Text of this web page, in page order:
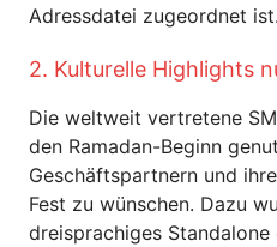
Adressdatei zugeordnet ist.
2. Kulturelle Highlights
Die weltweit vertretene
den Ramadan-Beginn
Geschäftspartnern und
Fest zu wünschen. Dazu
dreisprachiges